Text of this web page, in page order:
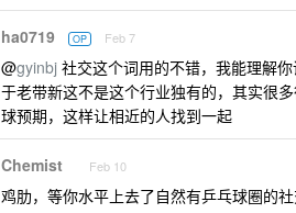
ha0719 OP Feb 7
@gyinbj 社交这个词用的不错，我能理解
于老带新这不是这个行业独有的，其实很
球预期，这样让相近的人找到一起
Chemist Feb 10
鸡肋，等你水平上去了自然有乒乓球圈的社